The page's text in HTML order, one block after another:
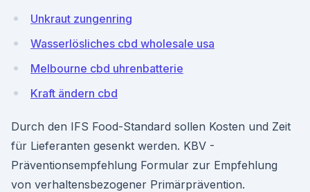
Unkraut zungenring
Wasserlösliches cbd wholesale usa
Melbourne cbd uhrenbatterie
Kraft ändern cbd
Durch den IFS Food-Standard sollen Kosten und Zeit
für Lieferanten gesenkt werden. KBV -
Präventionsempfehlung Formular zur Empfehlung
von verhaltensbezogener Primärprävention.